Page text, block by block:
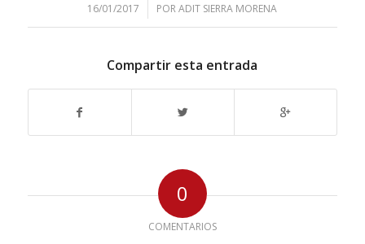
16/01/2017
/ PORADIT SIERRA MORENA
Compartir esta entrada
0
COMENTARIOS